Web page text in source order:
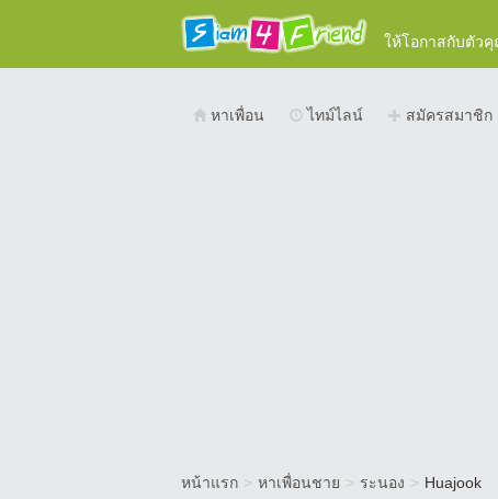
ให้โอกาสกับตัว
หาเพื่อน ไทม์ไลน์ สมัครสมาชิก
หน้าแรก > หาเพื่อนชาย > ระนอง > Huajook